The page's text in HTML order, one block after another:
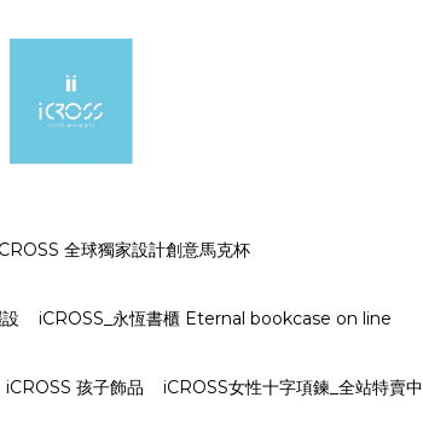
全球獨家設計創意馬克杯
iCROSS_永恆書櫃 Eternal bookcase on line
iCROSS 孩子飾品 iCROSS女性十字項鍊_全站特賣中